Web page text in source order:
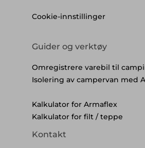
Cookie-innstillinger
Guider og verktøy
Omregistrere varebil til
Isolering av campervan med
Kalkulator for Armaflex
Kalkulator for filt / teppe
Kontakt